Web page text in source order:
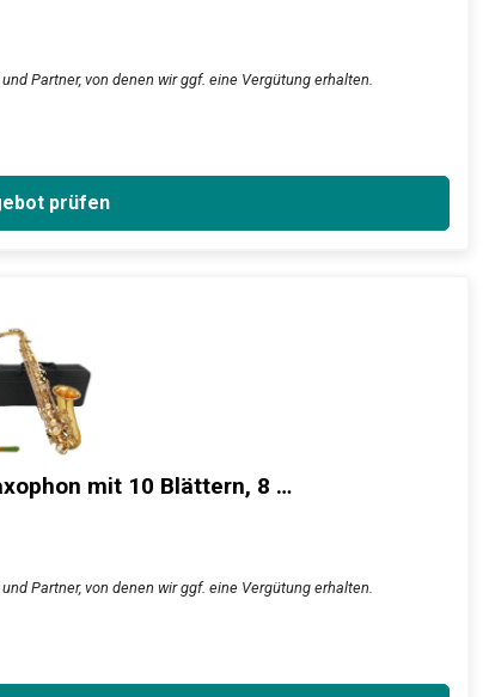
Partner, von denen wir ggf. eine Vergütung erhalten.
prüfen
mit 10 Blättern, 8 …
Partner, von denen wir ggf. eine Vergütung erhalten.